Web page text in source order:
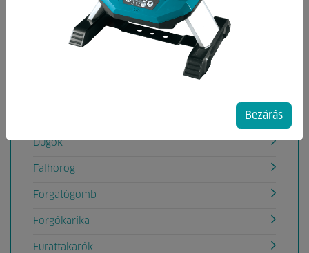
Tömlőszorító bilincs
Billenőhorog
DIN-1481 Hasított hüvely
Dugók
Falhorog
Forgatógomb
Forgókarika
Furattakarók
Bezárás